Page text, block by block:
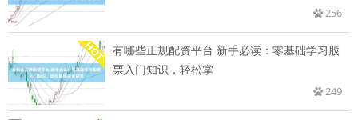
256
有哪些正规配资平台 新手必读：零基础学习股
票入门知识，轻松掌
249